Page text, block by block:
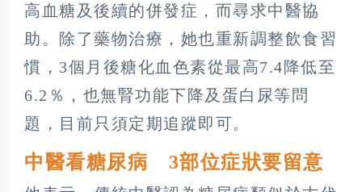
高血糖及後續的併發症，而尋求中醫協
助。除了藥物治療，她也重新調整飲食習
慣，3個月後糖化血色素從最高7.4降低至
6.2％，也無腎功能下降及蛋白尿等問
題，目前只須定期追蹤即可。
中醫看糖尿病 3部位症狀要留意